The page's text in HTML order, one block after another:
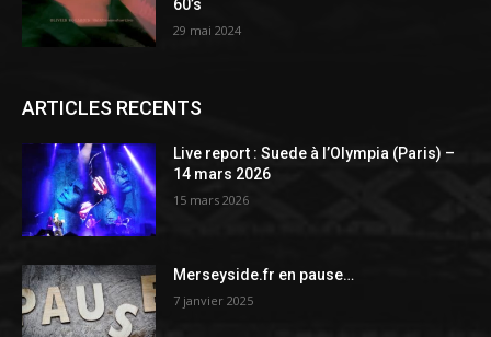
60’s
29 mai 2024
ARTICLES RECENTS
Live report : Suede à l’Olympia (Paris) –
14 mars 2026
15 mars 2026
Merseyside.fr en pause…
7 janvier 2025